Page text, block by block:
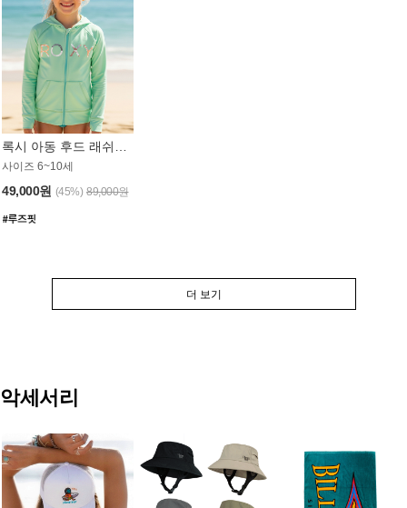
록시 아동 후드 래쉬가드 GT764MRX
사이즈 6~10세
49,000원 (45%) 89,000원
더 보기
악세서리